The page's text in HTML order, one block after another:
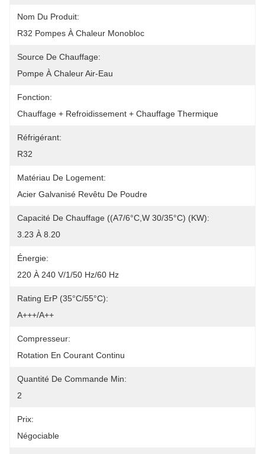
Nom Du Produit:
R32 Pompes À Chaleur Monobloc
Source De Chauffage:
Pompe À Chaleur Air-Eau
Fonction:
Chauffage + Refroidissement + Chauffage Thermique
Réfrigérant:
R32
Matériau De Logement:
Acier Galvanisé Revêtu De Poudre
Capacité De Chauffage ((A7/6°C,W 30/35°C) (kW):
3.23 À 8.20
Énergie:
220 À 240 V/1/50 Hz/60 Hz
Rating ErP (35°C/55°C):
A+++/A++
Compresseur:
Rotation En Courant Continu
Quantité De Commande Min:
2
Prix:
Négociable